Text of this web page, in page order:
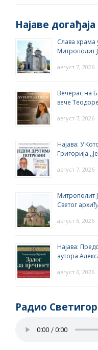
Најаве догађаја
Слава храма
Митрополит
август 7, 2026
Вечерас на
вече
август 7, 2026
Најава: У
Григорија
август 7, 2026
Митрополит
Светог
август 6, 2026
Најава:
аутора
август 6, 2026
Радио